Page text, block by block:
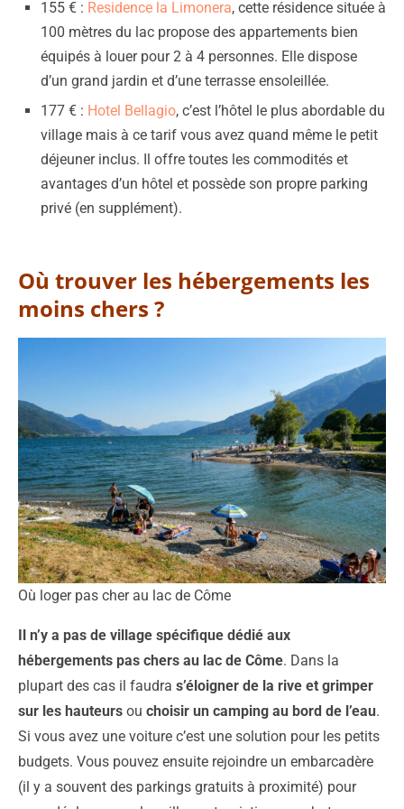
155 € : Residence la Limonera, cette résidence située à
100 mètres du lac propose des appartements bien
équipés à louer pour 2 à 4 personnes. Elle dispose
d’un grand jardin et d’une terrasse ensoleillée.
177 € : Hotel Bellagio, c’est l’hôtel le plus abordable du
village mais à ce tarif vous avez quand même le petit
déjeuner inclus. Il offre toutes les commodités et
avantages d’un hôtel et possède son propre parking
privé (en supplément).
Où trouver les hébergements les
moins chers ?
Où loger pas cher au lac de Côme
Il n’y a pas de village spécifique dédié aux
hébergements pas chers au lac de Côme. Dans la
plupart des cas il faudra s’éloigner de la rive et grimper
sur les hauteurs ou choisir un camping au bord de l’eau.
Si vous avez une voiture c’est une solution pour les petits
budgets. Vous pouvez ensuite rejoindre un embarcadère
(il y a souvent des parkings gratuits à proximité) pour